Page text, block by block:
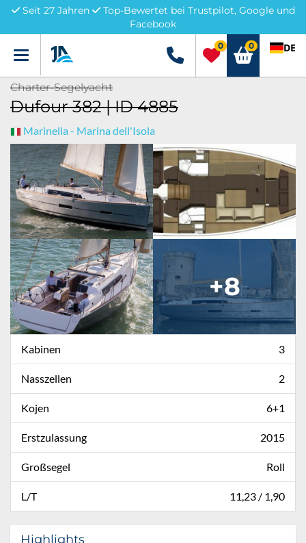
Seit 27 Jahren
Top-Bewertet bei Trustpilot, Google und
Facebook
Menü +49 5741 3222690
0 0 DE
Charter-Segelyacht
Dufour 382 | ID 4885
Marinella - Marina dell'Isola
+8
Kabinen 3
Nasszellen 2
Kojen 6+1
Erstzulassung 2015
Großsegel Roll
L/T 11,23 / 1,90
Highlights